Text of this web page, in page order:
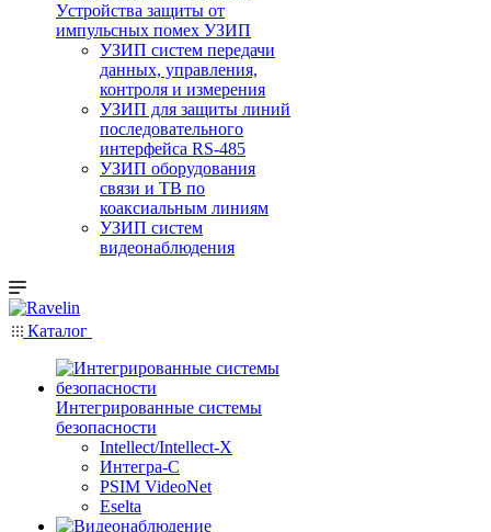
Уcтройства защиты от
импульсных помех УЗИП
УЗИП систем передачи
данных, управления,
контроля и измерения
УЗИП для защиты линий
последовательного
интерфейса RS-485
УЗИП оборудования
связи и ТВ по
коаксиальным линиям
УЗИП систем
видеонаблюдения
Каталог
Интегрированные системы
безопасности
Intellect/Intellect-X
Интегра-С
PSIM VideoNet
Eselta